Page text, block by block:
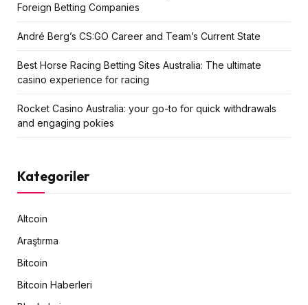
Foreign Betting Companies
André Berg’s CS:GO Career and Team’s Current State
Best Horse Racing Betting Sites Australia: The ultimate
casino experience for racing
Rocket Casino Australia: your go-to for quick withdrawals
and engaging pokies
Kategoriler
Altcoin
Araştırma
Bitcoin
Bitcoin Haberleri